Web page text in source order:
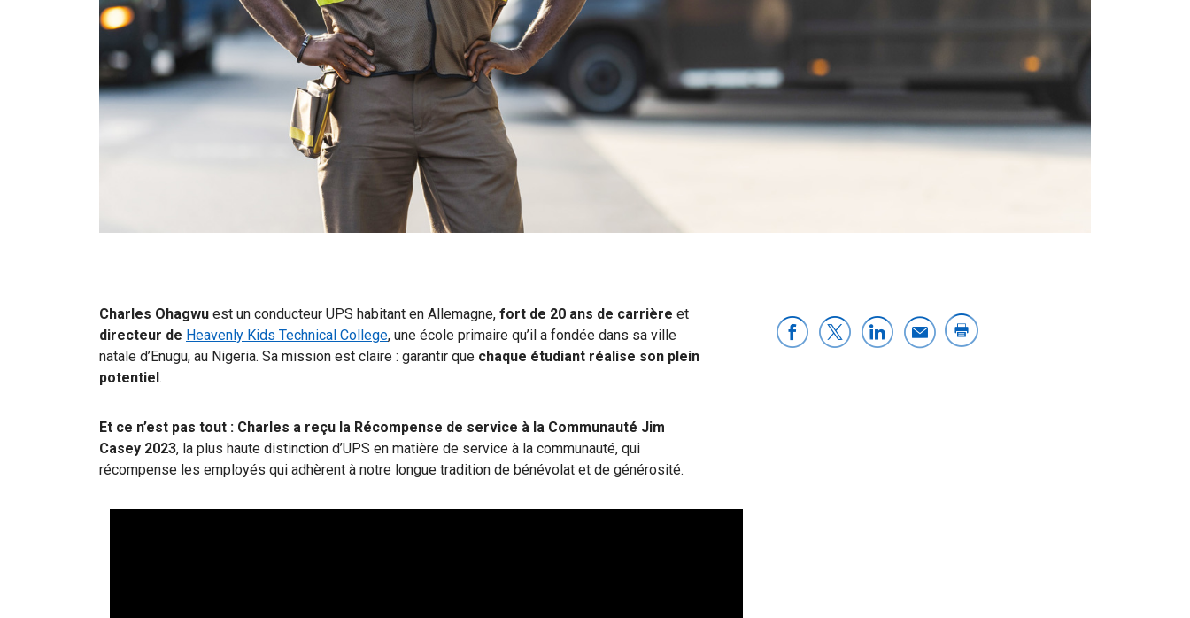
Charles Ohagwu est un conducteur UPS habitant en Allemagne, fort de 20 ans de carrière et
directeur de Heavenly Kids Technical College, une école primaire qu’il a fondée dans sa ville
natale d’Enugu, au Nigeria. Sa mission est claire : garantir que chaque étudiant réalise son plein
potentiel.
Et ce n’est pas tout : Charles a reçu la Récompense de service à la Communauté Jim
Casey 2023, la plus haute distinction d’UPS en matière de service à la communauté, qui
récompense les employés qui adhèrent à notre longue tradition de bénévolat et de générosité.